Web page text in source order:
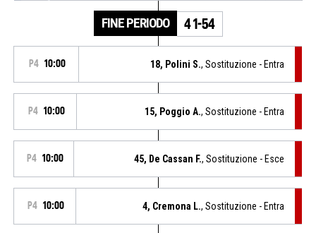
FINE PERIODO 41-54
P4 10:00 18, Polini S., Sostituzione - Entra
P4 10:00 15, Poggio A., Sostituzione - Entra
P4 10:00 45, De Cassan F., Sostituzione - Esce
P4 10:00 4, Cremona L., Sostituzione - Entra